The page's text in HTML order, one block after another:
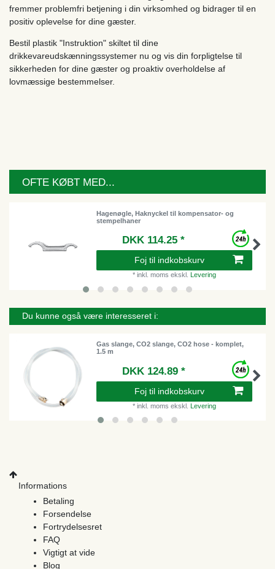
fremmer problemfri betjening i din virksomhed og bidrager til en
positiv oplevelse for dine gæster.
Bestil plastik "Instruktion" skiltet til dine
drikkevareudskænningssystemer nu og vis din forpligtelse til
sikkerheden for dine gæster og proaktiv overholdelse af
lovmæssige bestemmelser.
OFTE KØBT MED...
Hagenøgle, Haknyckel til kompensator- og
stempelhaner
DKK 114.25 *
Foj til indkobskurv
* inkl. moms ekskl. Levering
Du kunne også være interesseret i:
Gas slange, CO2 slange, CO2 hose - komplet,
1.5 m
DKK 124.89 *
Foj til indkobskurv
* inkl. moms ekskl. Levering
Informations
Betaling
Forsendelse
Fortrydelsesret
FAQ
Vigtigt at vide
Blog